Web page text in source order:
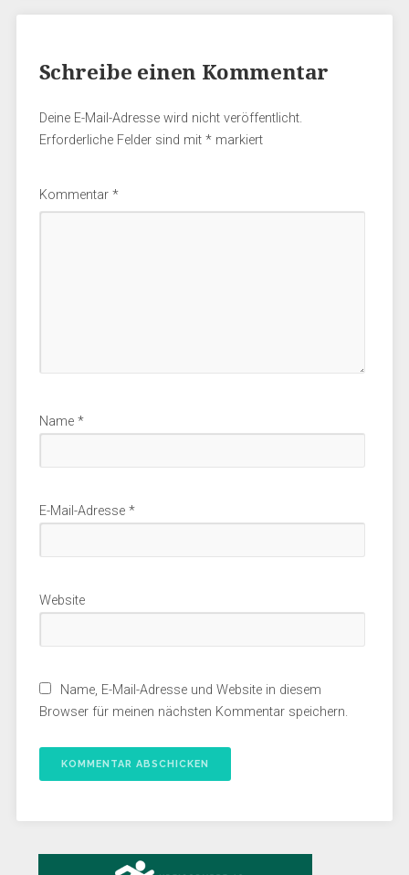
Schreibe einen Kommentar
Deine E-Mail-Adresse wird nicht veröffentlicht.
Erforderliche Felder sind mit *markiert
Kommentar *
Name *
E-Mail-Adresse *
Website
Name, E-Mail-Adresse und Website in diesem
Browser für meinen nächsten Kommentar speichern.